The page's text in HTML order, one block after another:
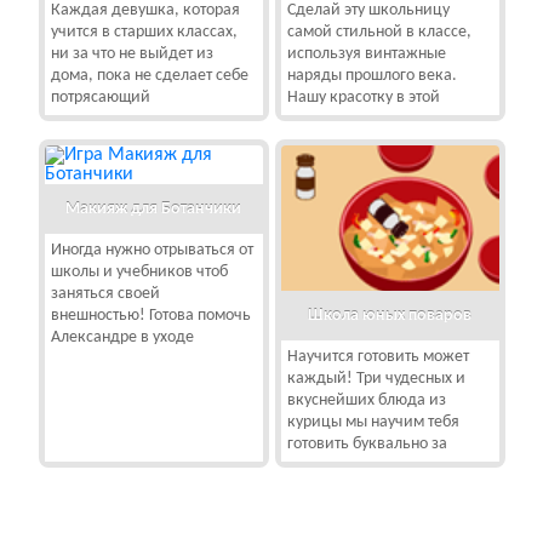
Каждая девушка, которая
учится в старших классах,
ни за что не выйдет из
дома, пока не сделает себе
потрясающий
Сделай эту школьницу
самой стильной в классе,
используя винтажные
наряды прошлого века.
Нашу красотку в этой
Макияж для Ботанчики
Иногда нужно отрываться от
школы и учебников чтоб
заняться своей
внешностью! Готова помочь
Александре в уходе
Школа юных поваров
Научится готовить может
каждый! Три чудесных и
вкуснейших блюда из
курицы мы научим тебя
готовить буквально за